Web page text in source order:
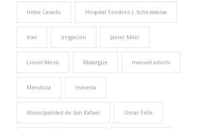
Hebe Casado Hospital Teodoro J. Schestakow
Iran Irrigación Javier Milei
Lionel Messi Malargüe manuel adorni
Mendoza minería
Municipalidad de San Rafael Omar Félix